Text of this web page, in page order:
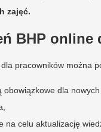
zajęć.
BHP
pracowników można
obowiązkowe dla
na celu aktualizację